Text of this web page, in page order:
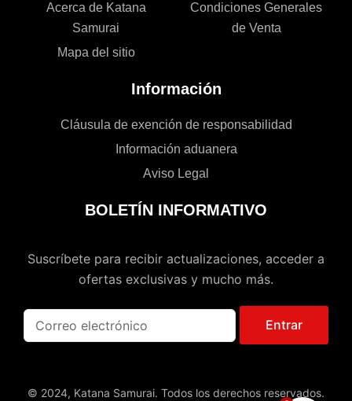
Acerca de Katana
Samurai
Mapa del sitio
Condiciones Generales
de Venta
Información
Cláusula de exención de responsabilidad
Información aduanera
Aviso Legal
BOLETÍN INFORMATIVO
Suscríbete para recibir actualizaciones, acceder a
ofertas exclusivas y mucho más.
Entrar
© 2024, Katana Samurai. Todos los derechos reservados.